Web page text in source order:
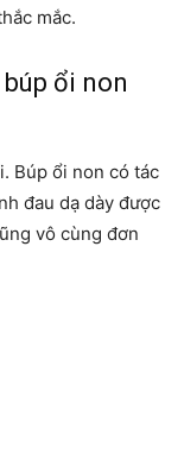
mắc.
ổi non
Búp ổi non có tác
đau dạ dày được
vô cùng đơn